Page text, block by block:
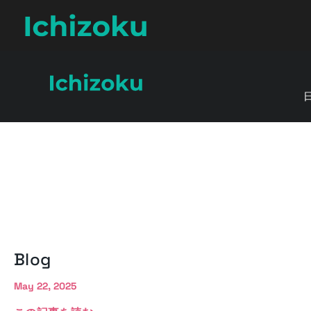
Skip to content
Blog
May 22, 2025